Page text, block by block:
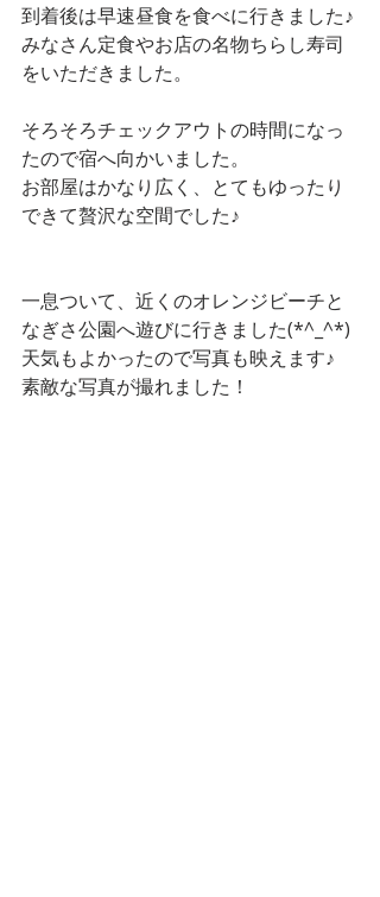
到着後は早速昼食を食べに行きました♪
みなさん定食やお店の名物ちらし寿司
をいただきました。
そろそろチェックアウトの時間になっ
たので宿へ向かいました。
お部屋はかなり広く、とてもゆったり
できて贅沢な空間でした♪
一息ついて、近くのオレンジビーチと
なぎさ公園へ遊びに行きました(*^_^*)
天気もよかったので写真も映えます♪
素敵な写真が撮れました！